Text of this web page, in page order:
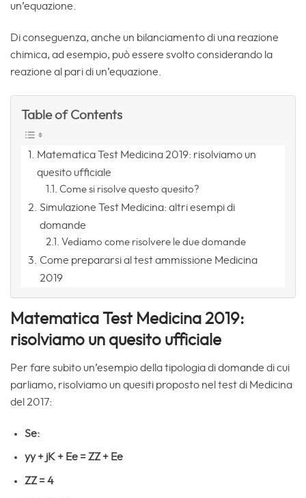
un’equazione.
Di conseguenza, anche un bilanciamento di una reazione
chimica, ad esempio, può essere svolto considerando la
reazione al pari di un’equazione.
Table of Contents
Matematica Test Medicina 2019: risolviamo un
quesito ufficiale
Come si risolve questo quesito?
Simulazione Test Medicina: altri esempi di
domande
Vediamo come risolvere le due domande
Come prepararsi al test ammissione Medicina
2019
Matematica Test Medicina 2019:
risolviamo un quesito ufficiale
Per fare subito un’esempio della tipologia di domande di cui
parliamo, risolviamo un quesiti proposto nel test di Medicina
del 2017:
Se:
yy + jK + Ee = ZZ + Ee
ZZ = 4